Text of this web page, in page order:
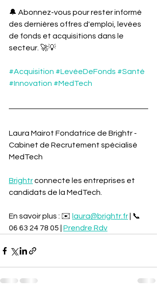
🔔 Abonnez-vous pour rester informé
des dernières offres d'emploi, levées
de fonds et acquisitions dans le
secteur. 🚀💡
#Acquisition #LevéeDeFonds #Santé
#Innovation #MedTech
Laura Mairot Fondatrice de Brightr -
Cabinet de Recrutement spécialisé
MedTech
Brightr connecte les entreprises et
candidats de la MedTech.
En savoir plus : ✉️ laura@brightr.fr | 📞
06 63 24 78 05 | Prendre Rdv